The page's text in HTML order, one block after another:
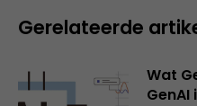
Gerelateerde
Wat